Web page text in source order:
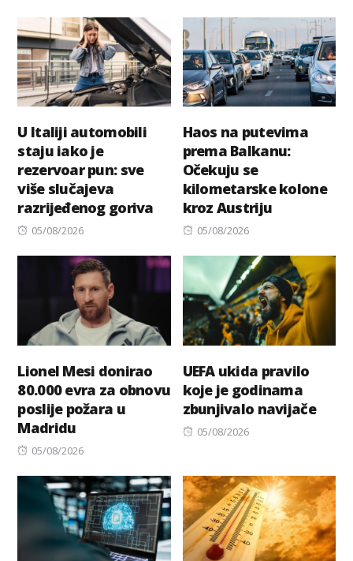
U Italiji automobili
staju iako je
rezervoar pun: sve
više slučajeva
razrijeđenog goriva
Posted
05/08/2026
Haos na putevima
prema Balkanu:
Očekuju se
kilometarske kolone
kroz Austriju
Posted
05/08/2026
Lionel Mesi donirao
80.000 evra za obnovu
poslije požara u
Madridu
Posted
05/08/2026
UEFA ukida pravilo
koje je godinama
zbunjivalo navijače
Posted
05/08/2026